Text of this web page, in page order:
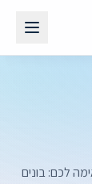
לכם: בונים